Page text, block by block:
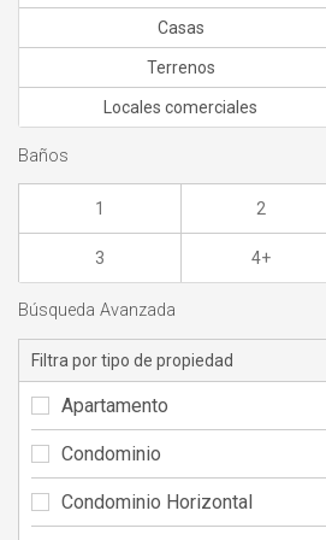
Casas
Terrenos
Locales comerciales
Baños
1 2
3 4+
Búsqueda Avanzada
Filtra por tipo de propiedad
Apartamento
Condominio
Condominio Horizontal